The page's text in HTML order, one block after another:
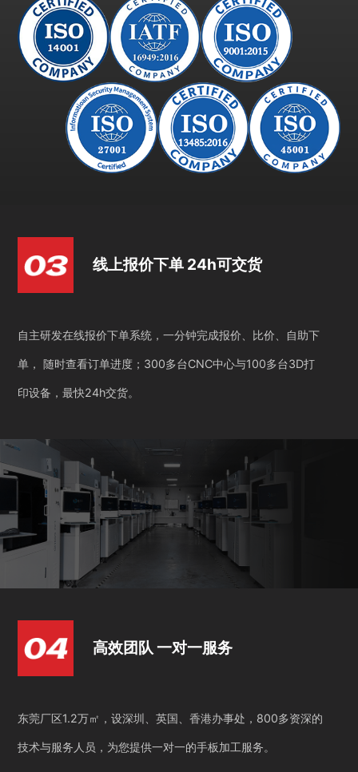
线上报价下单 24h可交货
自主研发在线报价下单系统，一分钟完成报价、比价、自助下
单， 随时查看订单进度；300多台CNC中心与100多台3D打
印设备，最快24h交货。
高效团队 一对一服务
东莞厂区1.2万㎡，设深圳、英国、香港办事处，800多资深的
技术与服务人员，为您提供一对一的手板加工服务。